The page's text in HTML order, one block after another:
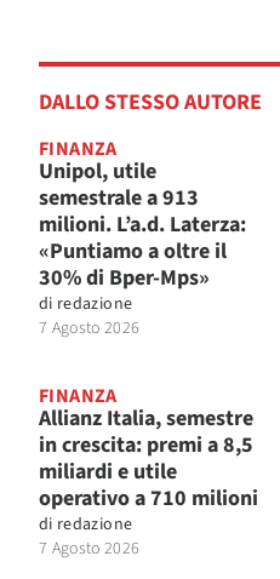
DALLO STESSO AUTORE
FINANZA
Unipol, utile
semestrale a 913
milioni. L’a.d. Laterza:
«Puntiamo a oltre il
30% di Bper-Mps»
di redazione
7 Agosto 2026
FINANZA
Allianz Italia, semestre
in crescita: premi a 8,5
miliardi e utile
operativo a 710 milioni
di redazione
7 Agosto 2026